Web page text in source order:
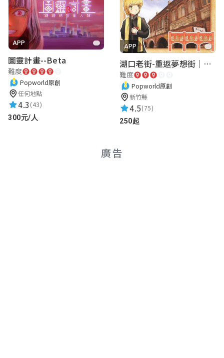
APP
圖靈計畫--Beta
難度
Popworld原創
任何地點
4.3(43)
300元/人
APP
湖口老街-重返夢想街｜新竹老街城市解謎
難度
Popworld原創
新竹縣
4.5(75)
250起
廣告